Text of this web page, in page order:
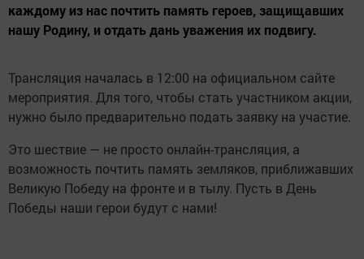
каждому из нас почтить память героев, защищавших
нашу Родину, и отдать дань уважения их подвигу.
Трансляция началась в 12:00 на официальном сайте
мероприятия. Для того, чтобы стать участником акции,
нужно было предварительно подать заявку на участие.
Это шествие — не просто онлайн-трансляция, а
возможность почтить память земляков, приближавших
Великую Победу на фронте и в тылу. Пусть в День
Победы наши герои будут с нами!